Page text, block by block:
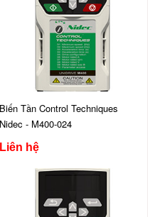
Biến Tần Control Techniques
Nidec - M400-024
Liên hệ